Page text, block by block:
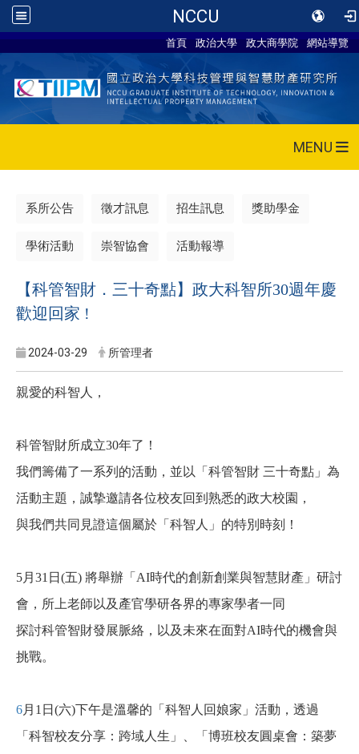
NCCU
首頁 政治大學 政大商學院 網站導覽
MENU
系所公告 徵才訊息 招生訊息 獎助學金
學術活動 崇智協會 活動報導
【科管智財．三十奇點】政大科智所30週年慶
歡迎回家 !
2024-03-29 所管理者
親愛的科智人，
科管智財所成立30年了！
我們籌備了一系列的活動，並以「科管智財 三十奇點」為
活動主題，誠摯邀請各位校友回到熟悉的政大校園，
與我們共同見證這個屬於「科智人」的特別時刻！
5月31日(五) 將舉辦「AI時代的創新創業與智慧財產」研討
會，所上老師以及產官學研各界的專家學者一同
探討科管智財發展脈絡，以及未來在面對AI時代的機會與
挑戰。
6月1日(六)下午是溫馨的「科智人回娘家」活動，透過
「科智校友分享：跨域人生」、「博班校友圓桌會：築夢